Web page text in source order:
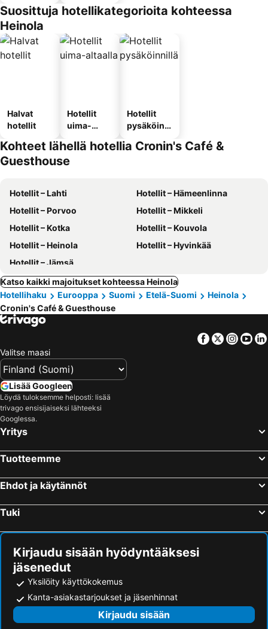
Suosittuja hotellikategorioita kohteessa
Heinola
Halvat
hotellit
Hotellit
uima-
Hotellit
pysäköinni
Kohteet lähellä hotellia Cronin's Café &
Guesthouse
Hotellit – Lahti
Hotellit – Hämeenlinna
Hotellit – Porvoo
Hotellit – Mikkeli
Hotellit – Kotka
Hotellit – Kouvola
Hotellit – Heinola
Hotellit – Hyvinkää
Hotellit – Jämsä
Katso kaikki majoitukset kohteessa Heinola
Hotellihaku
Eurooppa Suomi Etelä-Suomi
Heinola
Cronin's Café & Guesthouse
Facebook
Twitter
Valitse maasi
Lisää Googleen
Löydä tuloksemme helposti: lisää
trivago ensisijaiseksi lähteeksi
Googlessa.
Yritys
Tuotteemme
Ehdot ja käytännöt
Tuki
Kirjaudu sisään hyödyntääksesi
jäsenedut
Yksilöity käyttökokemus
Kanta-asiakastarjoukset ja jäsenhinnat
Kirjaudu sisään